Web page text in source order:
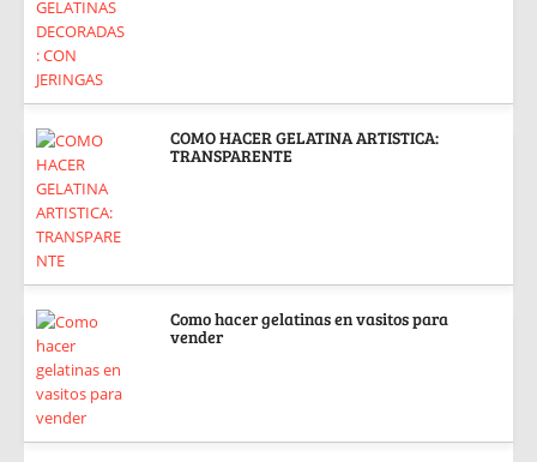
COMO HACER GELATINA ARTISTICA:
TRANSPARENTE
Como hacer gelatinas en vasitos para
vender